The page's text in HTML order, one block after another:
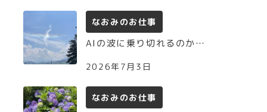
なおみのお仕事
AIの波に乗り切れるのか…
2026年7月3日
なおみのお仕事